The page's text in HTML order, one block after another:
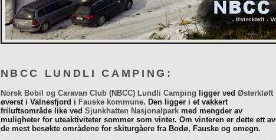
NBCC LUNDLI CAMPING:
Norsk Bobil og Caravan Club (NBCC) Lundli Camping ligger ved Østerkløft
øverst i Valnesfjord i Fauske kommune. Den ligger i et vakkert
friluftsområde like ved Sjunkhatten Nasjonalparkmed mengder av
muligheter for uteaktiviteter sommer som vinter. Om vinteren er dette ett av
de mest besøkte områdene for skiturgåere fra Bodø, Fauske og omegn.